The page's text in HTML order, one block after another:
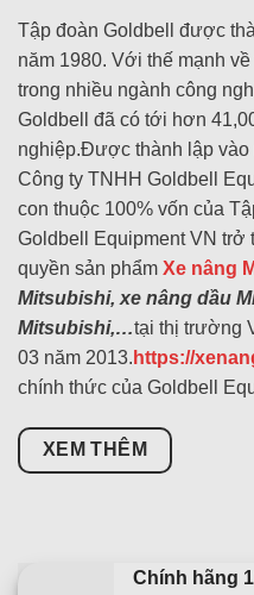
Tập đoàn Goldbell được
năm 1980. Với thế mạnh
trong nhiều ngành công
Goldbell đã có tới hơn
nghiệp.Được thành lập vào
Công ty TNHH Goldbell
con thuộc 100% vốn của
Goldbell Equipment VN trở
quyền sản phẩm Xe nâng
Mitsubishi, xe nâng dầu
Mitsubishi,…tại thị trường
03 năm 2013. https://
chính thức của Goldbell
XEM THÊM
Chính hãng